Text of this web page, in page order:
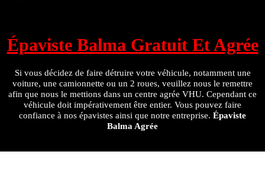
Épaviste Balma Gratuit Et Agrée
Si vous décidez de faire détruire votre véhicule, notamment une
voiture, une camionnette ou un 2 roues, veuillez nous le remettre
afin que nous le mettions dans un centre agrée VHU. Cependant ce
véhicule doit impérativement être entier. Vous pouvez faire
confiance à nos épavistes ainsi que notre entreprise. Épaviste
Balma Agrée